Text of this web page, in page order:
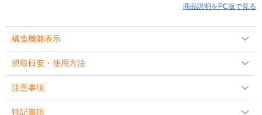
商品説明をPC版で見る
構造機能表示
摂取目安・使用方法
注意事項
特記事項